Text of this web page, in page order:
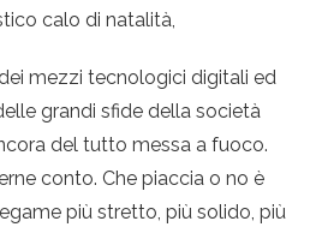
calo di natalità,
mezzi tecnologici digitali ed
grandi sfide della società
del tutto messa a fuoco.
conto. Che piaccia o no è
più stretto, più solido, più